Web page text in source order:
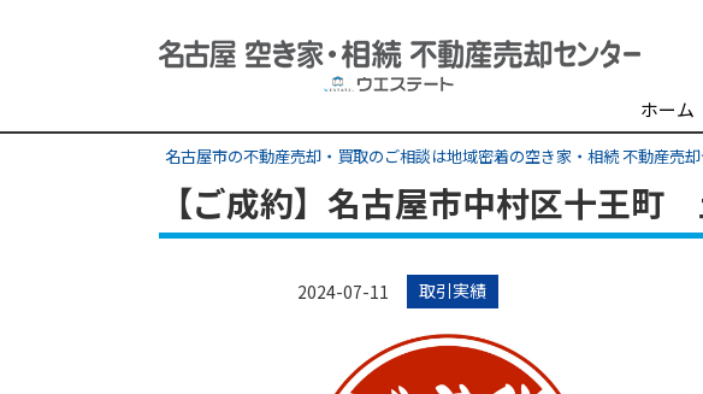
ホーム
名古屋市の不動産売却・買取のご相談は地域密着の空き家・相続 不動産売
【ご成約】名古屋市中村区十王
2024-07-11 取引実績